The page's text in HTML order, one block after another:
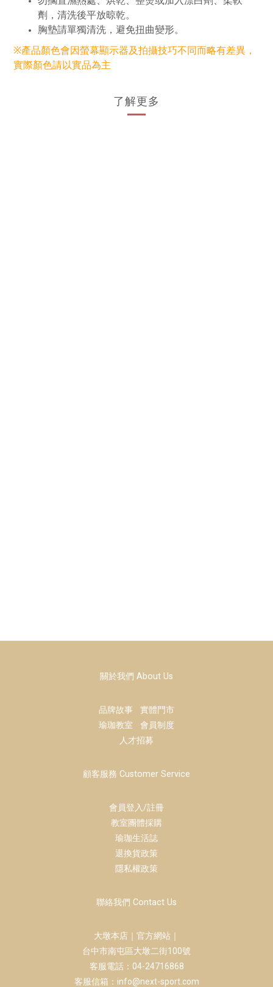
劑，清洗後平放晾乾。
胸墊請單獨清洗，避免扭曲變形。
※產品顏色會因螢幕顯示器及拍攝技巧不同而略有差異，
實際顏色請以實品為主
了解更多
關於我們 About Us
品牌故事 實體門市
瑜珈教室 會員制度
人才招募
顧客服務 Customer Service
會員登入/註冊
教室團體採購
瑜珈生活誌
退換貨政策
隱私權政策
聯絡我們 Contact Us
大墩本店｜官方網站｜
台中市南屯區大墩二街100號
客服電話：04-24716868
客服信箱：info@next-sport.com